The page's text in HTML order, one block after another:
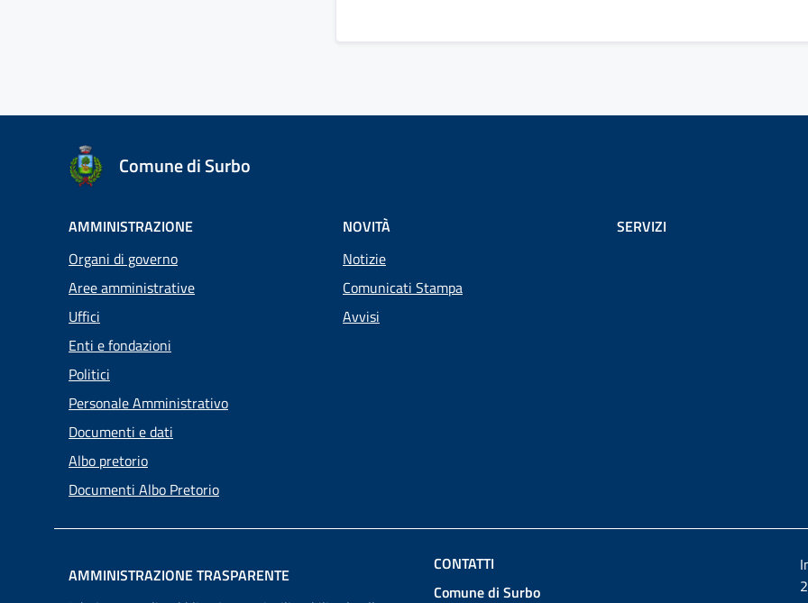
Comune di Surbo
AMMINISTRAZIONE
Organi di governo
Aree amministrative
Uffici
Enti e fondazioni
Politici
Personale Amministrativo
Documenti e dati
Albo pretorio
Documenti Albo Pretorio
NOVITÀ
Notizie
Comunicati Stampa
Avvisi
SERVIZI
AMMINISTRAZIONE TRASPARENTE
CONTATTI
Comune di Surbo